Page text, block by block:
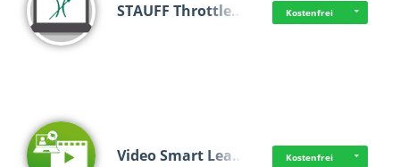
STAUFF Throttle… Kostenfrei
Video Smart Lea… Kostenfrei